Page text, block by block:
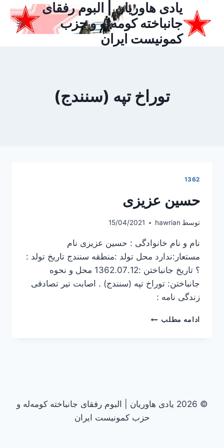
محتوا
یادی هاوریان | البوم رفقای
جانباخته کومه‌له و حزب
کمونیست ایران
توراخ تپه (سنندج)
1362
حسین عزیزی
توسط hawrian
15/04/2021
نام و نام خانوادگی : حسین عزیزی نام
مستعار:ندارد محل تولد :منطقه سنندج تاریخ تولد :
؟ تاریخ جانباختن :1362.07.12 محل و نحوه
جانباختن: توراخ تپه (سنندج) . اصابت تیر تصادفی
زندگی نامه :
ادامه مطلب حسین
© 2026 یادی هاوریان | البوم رفقای جانباخته کومه‌له و
حزب کمونیست ایران